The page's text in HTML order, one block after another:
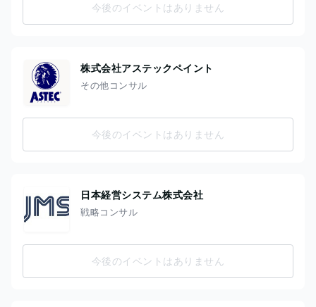
今後のイベントはありません
株式会社アステックペイント
その他コンサル
今後のイベントはありません
日本経営システム株式会社
戦略コンサル
今後のイベントはありません